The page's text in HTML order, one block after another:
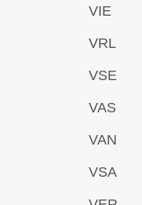
VIE
VRL
VSE
VAS
VAN
VSA